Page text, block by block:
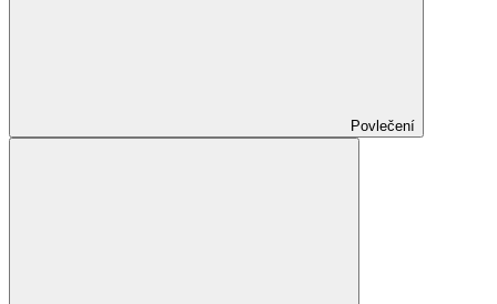
Povlečení